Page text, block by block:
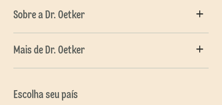
Sobre a Dr. Oetker
Mais de Dr. Oetker
Escolha seu país